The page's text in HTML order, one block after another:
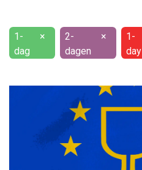
1-
dag
×
2-
dagen
×
1-
day